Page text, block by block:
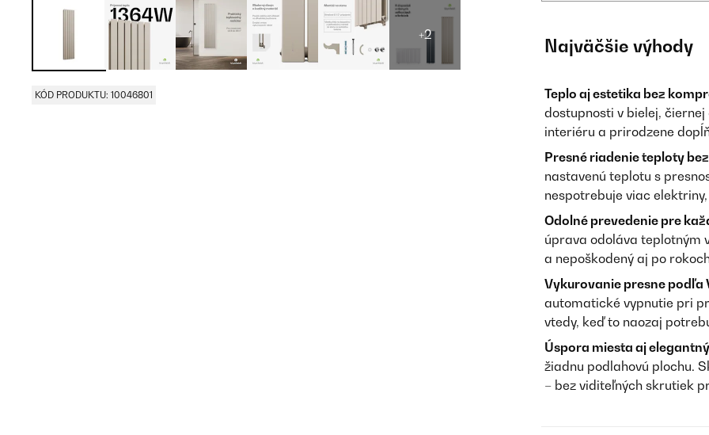
+2
KÓD PRODUKTU: 10046801
Najväčšie výhody
Teplo aj estetika bez
dostupnosti v bielej,
interiéru a prirodzene
Presné riadenie teploty
nastavenú teplotu s
nespotrebuje viac
Odolné prevedenie pre
úprava odoláva teplotným
a nepoškodený aj po
Vykurovanie presne podľa
automatické vypnutie pri
vtedy, keď to naozaj
Úspora miesta aj
žiadnu podlahovú plochu.
– bez viditeľných skrutiek